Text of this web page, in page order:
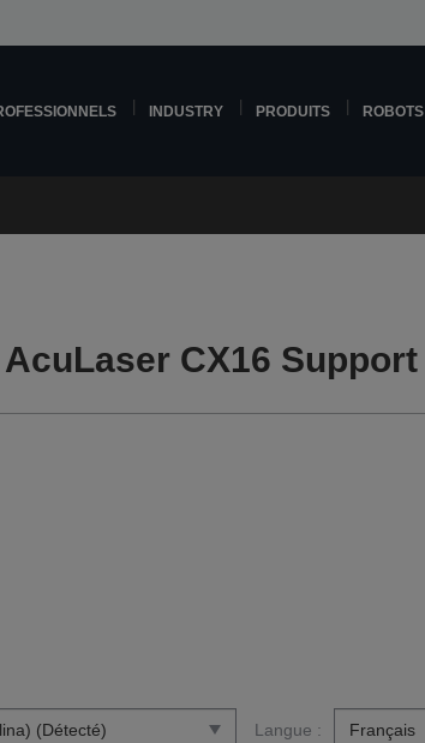
INDUSTRY PRODUITS ROBOTS
CX16 Support
Langue :